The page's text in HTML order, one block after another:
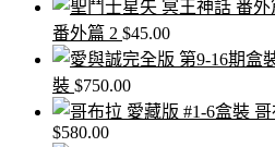
番外篇 2 $45.00
裝 $750.00
哥
$580.00